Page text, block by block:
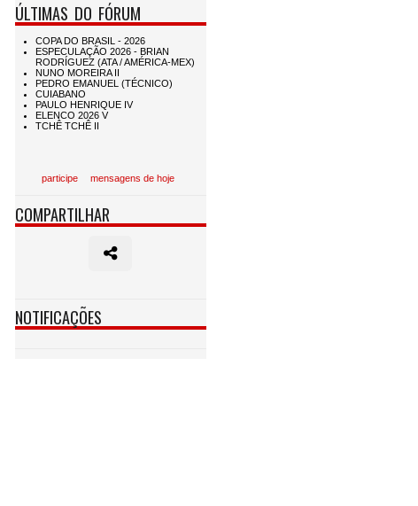
ÚLTIMAS DO FÓRUM
participe mensagens de hoje
COMPARTILHAR
NOTIFICAÇÕES